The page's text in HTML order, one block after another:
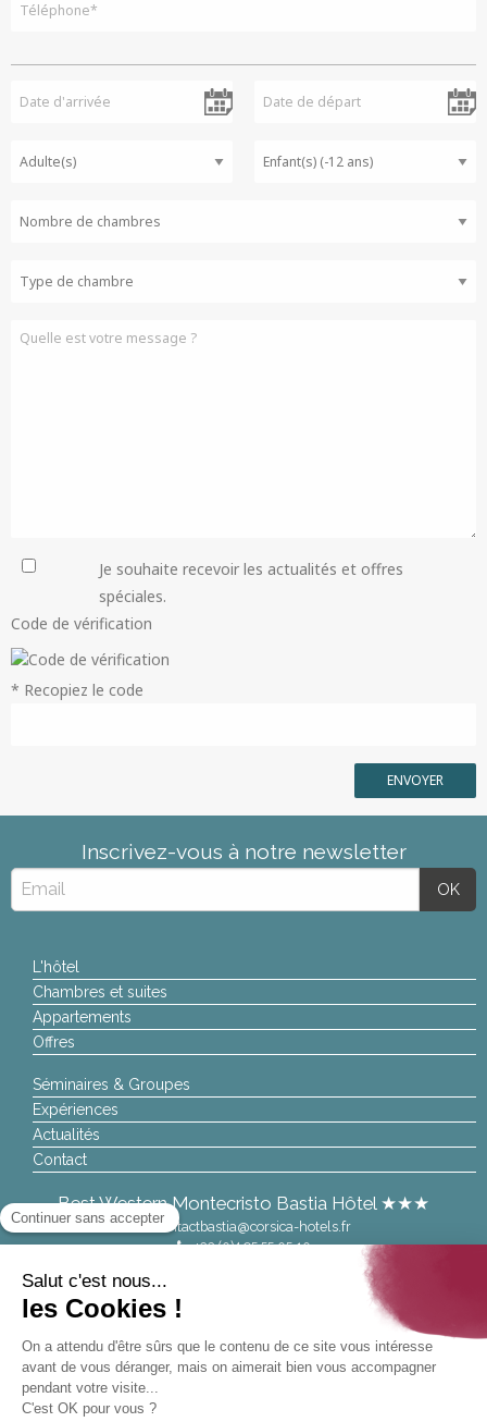
Je souhaite recevoir les actualités et offres
spéciales.
Code de vérification
* Recopiez le code
Inscrivez-vous à notre newsletter
L'hôtel
Chambres et suites
Appartements
Offres
Séminaires & Groupes
Expériences
Actualités
Contact
Best Western Montecristo Bastia Hôtel ★★★
contactbastia@corsica-hotels.fr
+33 (0)4 95 55 05 10
Bestwestern.fr| The World’s Biggest Hotel Family | Best Western
Rewards| Chaque établissement BWH Hotels est
individuellement exploité par un propriétaire indépendant. Each
BWH Hotels property is independently owned and operated.